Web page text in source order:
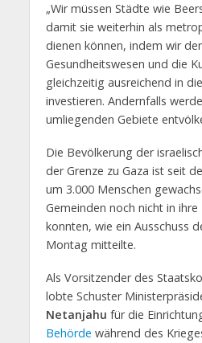
„Wir müssen Städte wie
damit sie weiterhin als
dienen können, indem wir
Gesundheitswesen und die
gleichzeitig ausreichend in
investieren. Andernfalls
umliegenden Gebiete
Die Bevölkerung der
der Grenze zu Gaza ist seit
um 3.000 Menschen
Gemeinden noch nicht in
konnten, wie ein Ausschuss
Montag mitteilte.
Als Vorsitzender des
lobte Schuster
Netanjahu für die
Behörde während des